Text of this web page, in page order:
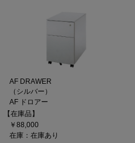
AF DRAWER
（シルバー）
AF ドロアー
【在庫品】
￥88,000
在庫：在庫あり